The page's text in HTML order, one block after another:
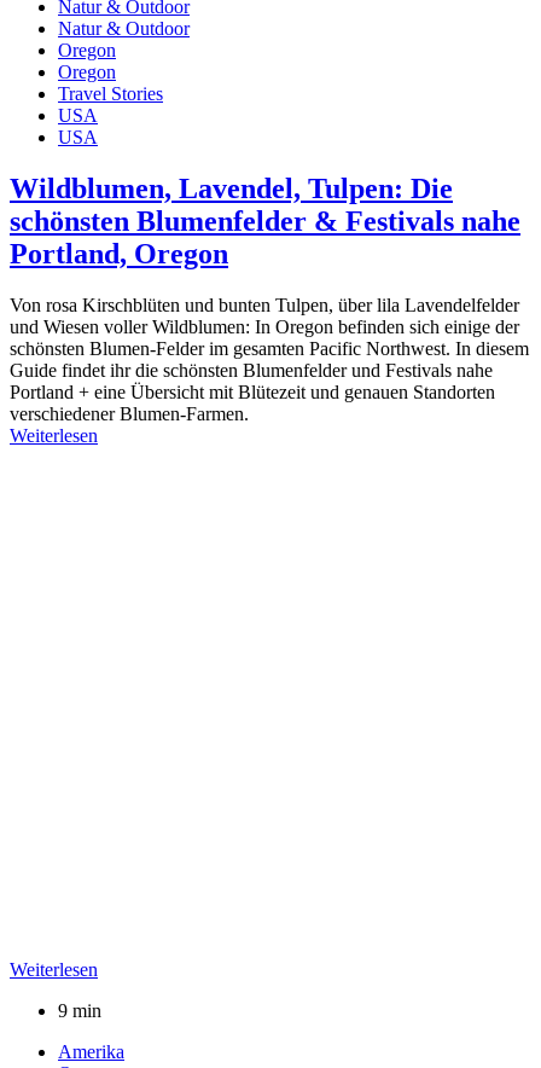
Natur & Outdoor
Natur & Outdoor
Oregon
Oregon
Travel Stories
USA
USA
Wildblumen, Lavendel, Tulpen: Die
schönsten Blumenfelder & Festivals nahe
Portland, Oregon
Von rosa Kirschblüten und bunten Tulpen, über lila Lavendelfelder
und Wiesen voller Wildblumen: In Oregon befinden sich einige der
schönsten Blumen-Felder im gesamten Pacific Northwest. In diesem
Guide findet ihr die schönsten Blumenfelder und Festivals nahe
Portland + eine Übersicht mit Blütezeit und genauen Standorten
verschiedener Blumen-Farmen.
Weiterlesen
Weiterlesen
9 min
Amerika